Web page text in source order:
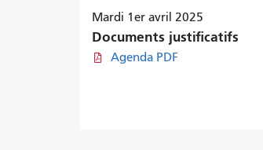
Mardi 1er avril 2025
Documents justificatifs
Agenda PDF